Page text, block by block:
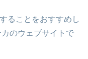
ることをおすすめし
のウェブサイトで